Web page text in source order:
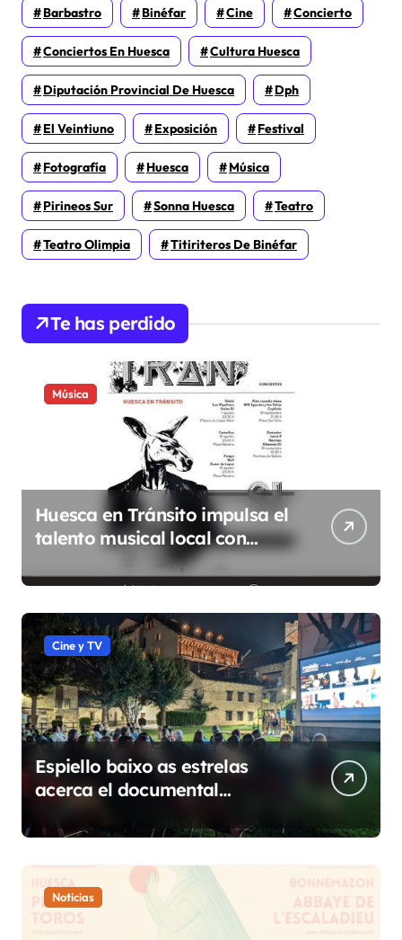
Barbastro Binéfar Cine Concierto
Conciertos En Huesca Cultura Huesca
Diputación Provincial De Huesca Dph
El Veintiuno Exposición Festival
Fotografía Huesca Música
Pirineos Sur Sonna Huesca Teatro
Teatro Olimpia Titiriteros De Binéfar
Te has perdido
Música
Huesca en Tránsito impulsa el
talento musical local con
conciertos durante todo 2026
Cine y TV
Espiello baixo as estrelas
acerca el documental
etnográfico a 14 localidades
de Sobrarbe
Noticias